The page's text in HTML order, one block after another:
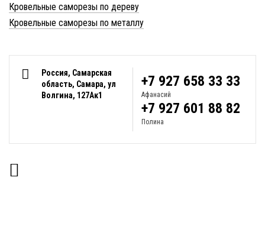
Кровельные саморезы по дереву
Кровельные саморезы по металлу
Россия, Самарская
область, Самара, ул
Волгина, 127Ак1
+7 927 658 33 33
Афанасий
+7 927 601 88 82
Полина